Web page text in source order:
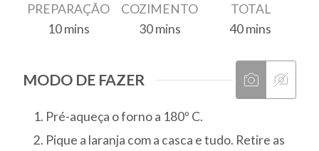
PREPARAÇÃO
10 mins
COZIMENTO
30 mins
TOTAL
40mins
MODO DE FAZER
Pré-aqueça o forno a 180º C.
Pique a laranja com a casca e tudo. Retire as